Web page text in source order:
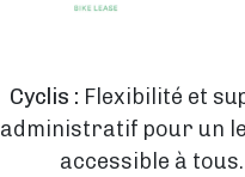
Cyclis : Flexibilité et
administratif pour un
accessible à tous.